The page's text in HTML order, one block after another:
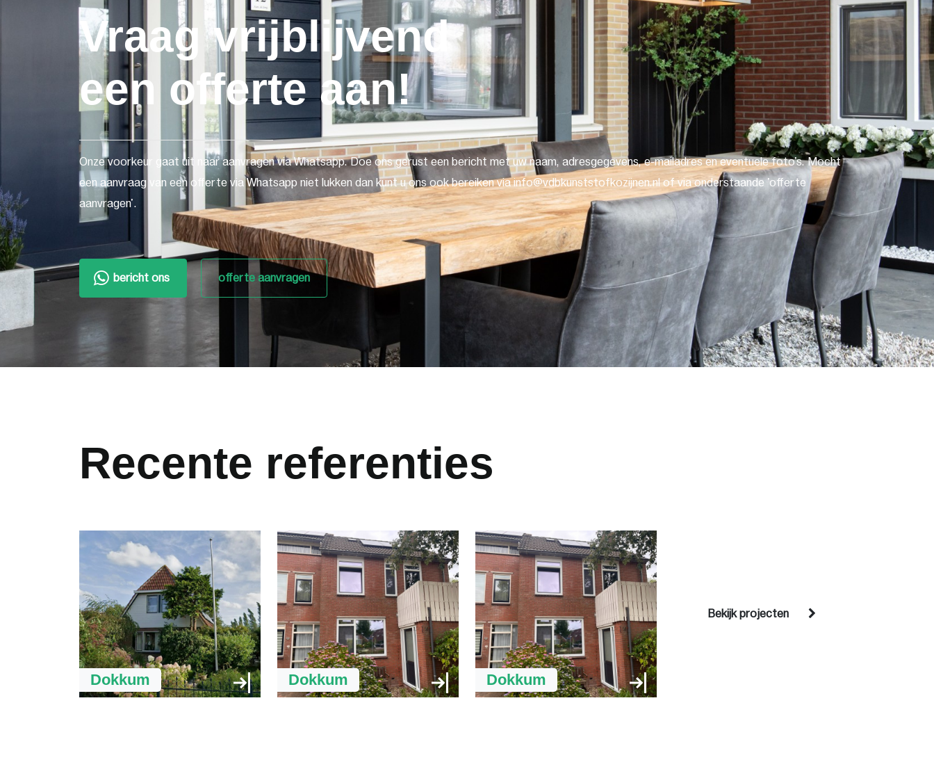
Vraag vrijblijvend
een offerte aan!
Onze voorkeur gaat uit naar aanvragen via Whatsapp. Doe ons gerust een bericht met uw naam, adresgegevens, e-mailadres en eventuele foto's. Mocht
een aanvraag van een offerte via Whatsapp niet lukken dan kunt u ons ook bereiken via info@vdbkunststofkozijnen.nl of via onderstaande 'offerte
aanvragen'.
bericht ons offerte aanvragen
Recente referenties
Dokkum Dokkum Dokkum
Bekijk projecten